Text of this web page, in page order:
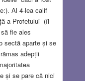
Al 4-lea calif
a Profetului (îi
fie ales
sectă aparte și se
adepții
și se pare că nici